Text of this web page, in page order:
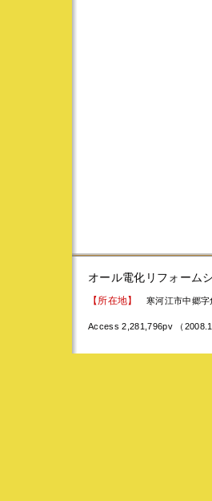
オール電化リフォーム
【所在地】 寒河江市中郷
Access 2,281,796pv （